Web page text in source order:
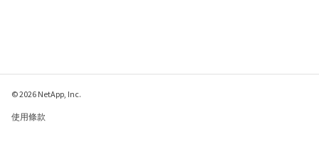
© 2026 NetApp, Inc.
使用條款